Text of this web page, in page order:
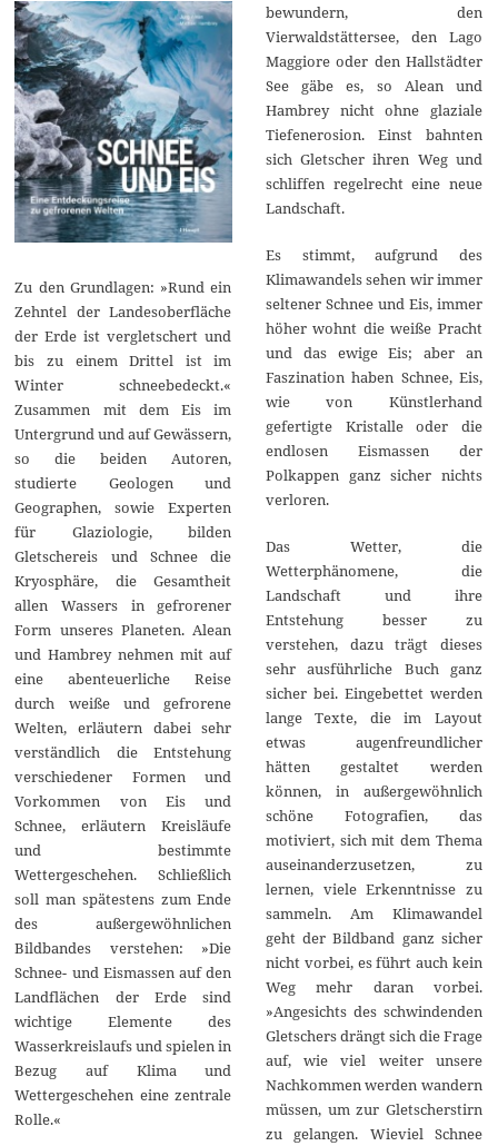
Zu den Grundlagen: »Rund ein
Zehntel der Landesoberfläche
der Erde ist vergletschert und
bis zu einem Drittel ist im
Winter schneebedeckt.«
Zusammen mit dem Eis im
Untergrund und auf Gewässern,
so die beiden Autoren,
studierte Geologen und
Geographen, sowie Experten
für Glaziologie, bilden
Gletschereis und Schnee die
Kryosphäre, die Gesamtheit
allen Wassers in gefrorener
Form unseres Planeten. Alean
und Hambrey nehmen mit auf
eine abenteuerliche Reise
durch weiße und gefrorene
Welten, erläutern dabei sehr
verständlich die Entstehung
verschiedener Formen und
Vorkommen von Eis und
Schnee, erläutern Kreisläufe
und bestimmte
Wettergeschehen. Schließlich
soll man spätestens zum Ende
des außergewöhnlichen
Bildbandes verstehen: »Die
Schnee- und Eismassen auf den
Landflächen der Erde sind
wichtige Elemente des
Wasserkreislaufs und spielen in
Bezug auf Klima und
Wettergeschehen eine zentrale
Rolle.«
bewundern, den
Vierwaldstättersee, den Lago
Maggiore oder den Hallstädter
See gäbe es, so Alean und
Hambrey nicht ohne glaziale
Tiefenerosion. Einst bahnten
sich Gletscher ihren Weg und
schliffen regelrecht eine neue
Landschaft.
Es stimmt, aufgrund des
Klimawandels sehen wir immer
seltener Schnee und Eis, immer
höher wohnt die weiße Pracht
und das ewige Eis; aber an
Faszination haben Schnee, Eis,
wie von Künstlerhand
gefertigte Kristalle oder die
endlosen Eismassen der
Polkappen ganz sicher nichts
verloren.
Das Wetter, die
Wetterphänomene, die
Landschaft und ihre
Entstehung besser zu
verstehen, dazu trägt dieses
sehr ausführliche Buch ganz
sicher bei. Eingebettet werden
lange Texte, die im Layout
etwas augenfreundlicher
hätten gestaltet werden
können, in außergewöhnlich
schöne Fotografien, das
motiviert, sich mit dem Thema
auseinanderzusetzen, zu
lernen, viele Erkenntnisse zu
sammeln. Am Klimawandel
geht der Bildband ganz sicher
nicht vorbei, es führt auch kein
Weg mehr daran vorbei.
»Angesichts des schwindenden
Gletschers drängt sich die Frage
auf, wie viel weiter unsere
Nachkommen werden wandern
müssen, um zur Gletscherstirn
zu gelangen. Wieviel Schnee